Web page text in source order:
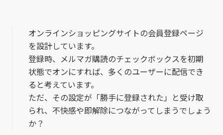
オンラインショッピングサイトの会員登録ページ
を設計しています。
登録時、メルマガ購読のチェックボックスを初期
状態でオンにすれば、多くのユーザーに配信でき
ると考えています。
ただ、その設定が「勝手に登録された」と受け取
られ、不快感や即解除につながってしまうでしょう
か？